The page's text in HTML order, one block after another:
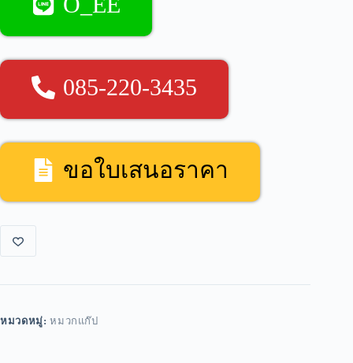
085-220-3435
ขอใบเสนอราคา
หมวดหมู่:หมวกแก๊ป